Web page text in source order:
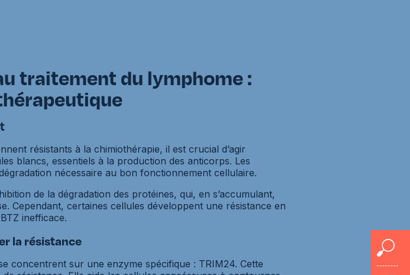
traitement du lymphome :
résistants à la chimiothérapie, il est crucial d’agir
blancs, essentiels à la production des anticorps. Les
nécessaire au bon fonctionnement cellulaire.
de la dégradation des protéines, qui, en s’accumulant,
Cependant, certaines cellules développent une résistance en
inefficace.
la résistance
concentrent sur une enzyme spécifique : TRIM24. Cette